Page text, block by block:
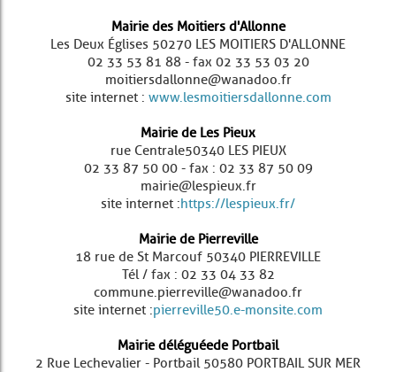
Mairie des Moitiers d'Allonne
Les Deux Églises 50270 LES MOITIERS D'ALLONNE
02 33 53 81 88 - fax 02 33 53 03 20
moitiersdallonne@wanadoo.fr
site internet : www.lesmoitiersdallonne.com
Mairie de Les Pieux
rue Centrale 50340 LES PIEUX
02 33 87 50 00 - fax : 02 33 87 50 09
mairie@lespieux.fr
site internet :https://lespieux.fr/
Mairie de Pierreville
18 rue de St Marcouf 50340 PIERREVILLE
Tél / fax : 02 33 04 33 82
commune.pierreville@wanadoo.fr
site internet :pierreville50.e-monsite.com
Mairie déléguée de Portbail
2 Rue Lechevalier - Portbail 50580 PORTBAIL SUR MER